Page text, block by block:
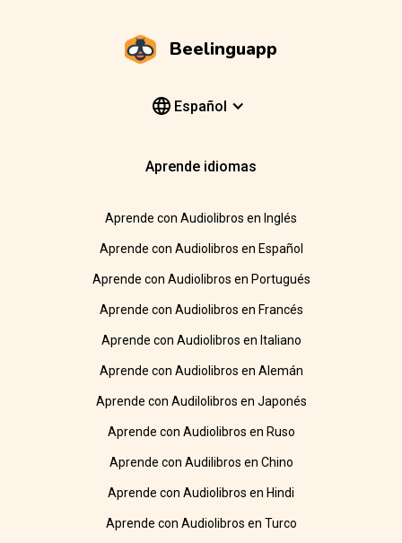
Beelinguapp
Español
Aprende idiomas
Aprende con Audiolibros en Inglés
Aprende con Audiolibros en Español
Aprende con Audiolibros en Portugués
Aprende con Audiolibros en Francés
Aprende con Audiolibros en Italiano
Aprende con Audiolibros en Alemán
Aprende con Audilolibros en Japonés
Aprende con Audiolibros en Ruso
Aprende con Audilibros en Chino
Aprende con Audiolibros en Hindi
Aprende con Audiolibros en Turco